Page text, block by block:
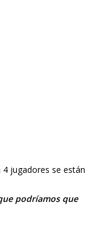
jugadores se están
podríamos que